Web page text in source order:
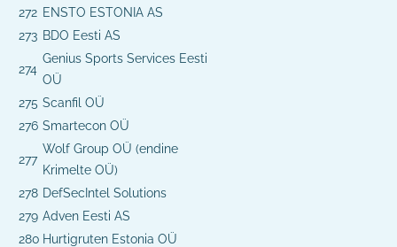
272 ENSTO ESTONIA AS
273 BDO Eesti AS
274
Genius Sports Services Eesti
OÜ
275 Scanfil OÜ
276 Smartecon OÜ
277
Wolf Group OÜ (endine
Krimelte OÜ)
278 DefSecIntel Solutions
279 Adven Eesti AS
280 Hurtigruten Estonia OÜ